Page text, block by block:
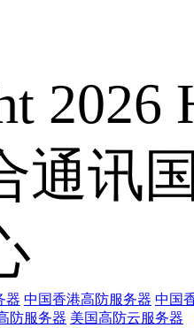
2026
通讯
器 中国香港高防服务器 中国
防服务器 美国高防云服务器